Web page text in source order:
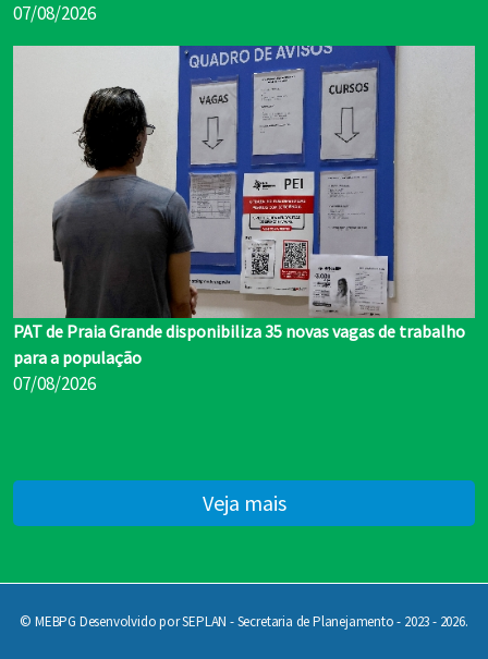
07/08/2026
PAT de Praia Grande disponibiliza 35 novas vagas de trabalho
para a população
07/08/2026
Veja mais
© MEBPG Desenvolvido por SEPLAN - Secretaria de Planejamento - 2023 - 2026.